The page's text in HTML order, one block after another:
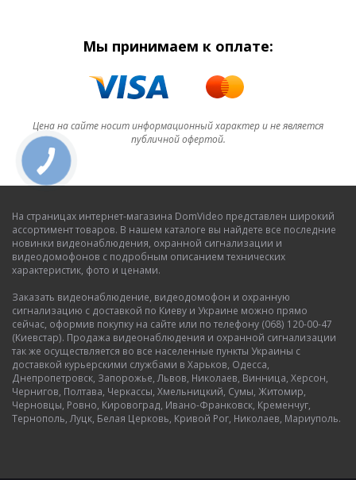
Мы принимаем к оплате:
Цена на сайте носит информационный характер и не является
публичной офертой.
На страницах интернет-магазина DomVideo представлен широкий
ассортимент товаров. В нашем каталоге вы найдете все последние
новинки видеонаблюдения, охранной сигнализации и
видеодомофонов с подробным описанием технических
характеристик, фото и ценами.
Заказать видеонаблюдение, видеодомофон и охранную
сигнализацию с доставкой по Киеву и Украине можно прямо
сейчас, оформив покупку на сайте или по телефону (068) 120-00-47
(Киевстар). Продажа видеонаблюдения и охранной сигнализации
так же осуществляется во все населенные пункты Украины с
доставкой курьерскими службами в Харьков, Одесса,
Днепропетровск, Запорожье, Львов, Николаев, Винница, Херсон,
Чернигов, Полтава, Черкассы, Хмельницкий, Сумы, Житомир,
Черновцы, Ровно, Кировоград, Ивано-Франковск, Кременчуг,
Тернополь, Луцк, Белая Церковь, Кривой Рог, Николаев, Мариуполь.